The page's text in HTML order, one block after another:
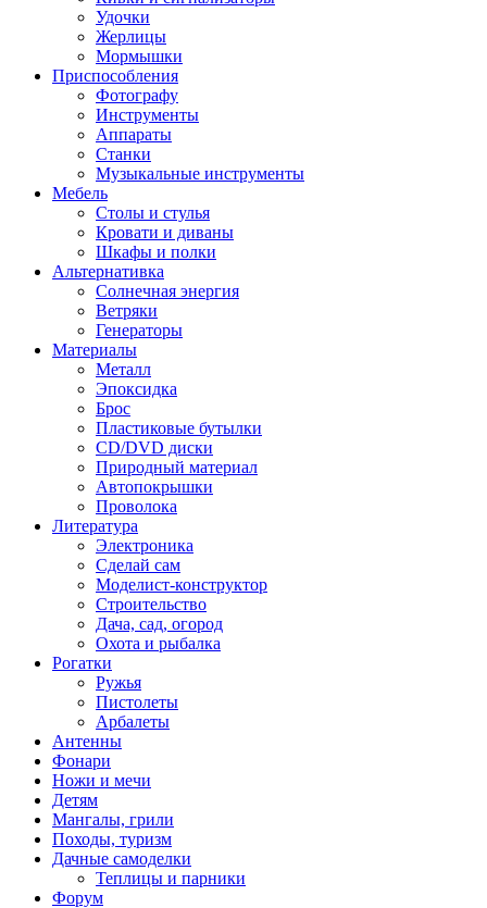
Удочки
Жерлицы
Мормышки
Приспособления
Фотографу
Инструменты
Аппараты
Станки
Музыкальные инструменты
Мебель
Столы и стулья
Кровати и диваны
Шкафы и полки
Альтернативка
Солнечная энергия
Ветряки
Генераторы
Материалы
Металл
Эпоксидка
Брос
Пластиковые бутылки
CD/DVD диски
Природный материал
Автопокрышки
Проволока
Литература
Электроника
Сделай сам
Моделист-конструктор
Строительство
Дача, сад, огород
Охота и рыбалка
Рогатки
Ружья
Пистолеты
Арбалеты
Антенны
Фонари
Ножи и мечи
Детям
Мангалы, грили
Походы, туризм
Дачные самоделки
Теплицы и парники
Форум